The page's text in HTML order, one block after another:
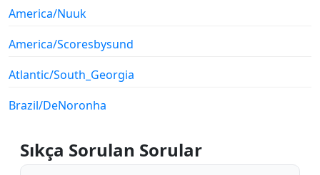
America/Nuuk
America/Scoresbysund
Atlantic/South_Georgia
Brazil/DeNoronha
Sıkça Sorulan Sorular